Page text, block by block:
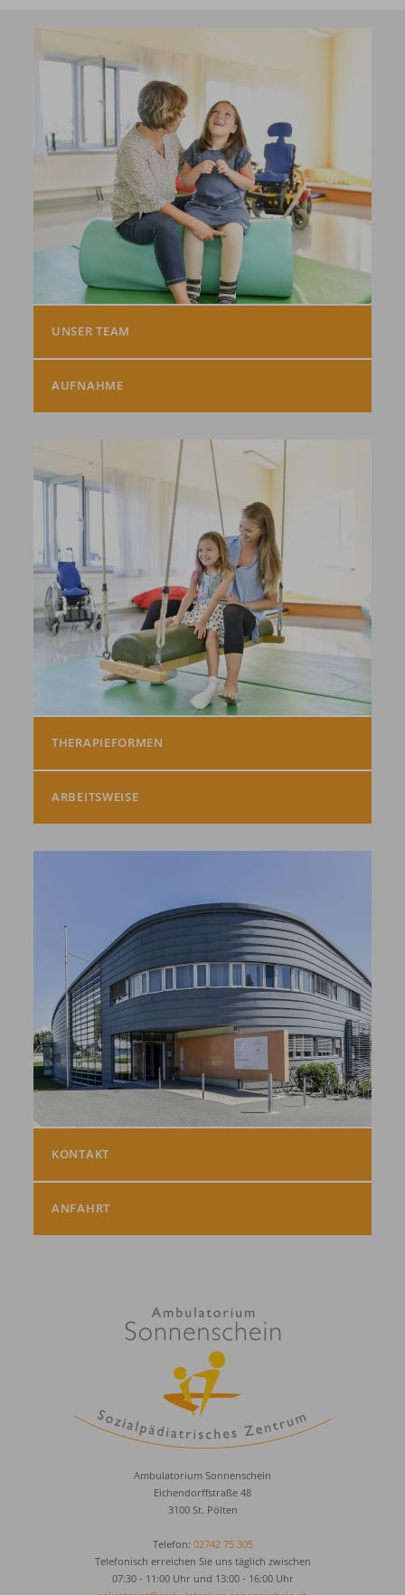
UNSER TEAM
AUFNAHME
THERAPIEFORMEN
ARBEITSWEISE
KONTAKT
ANFAHRT
Ambulatorium Sonnenschein
Eichendorffstraße 48
3100 St. Pölten
Telefon: 02742 75 305
Telefonisch erreichen Sie uns täglich zwischen
07:30 - 11:00 Uhr und 13:00 - 16:00 Uhr